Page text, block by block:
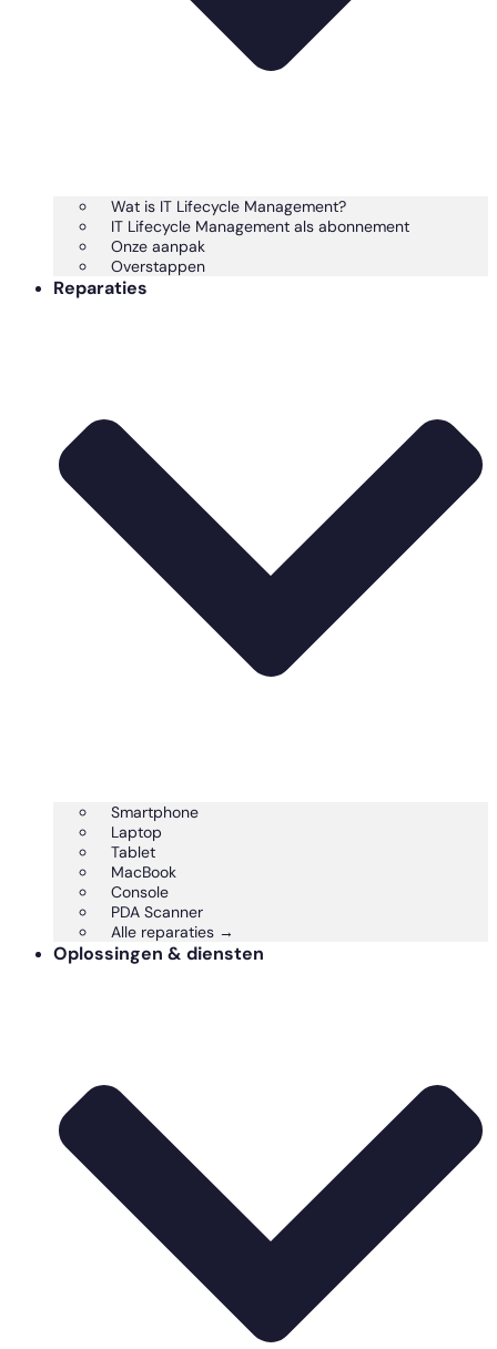
Wat is IT Lifecycle Management?
IT Lifecycle Management als abonnement
Onze aanpak
Overstappen
Reparaties
Smartphone
Laptop
Tablet
MacBook
Console
PDA Scanner
Alle reparaties →
Oplossingen & diensten